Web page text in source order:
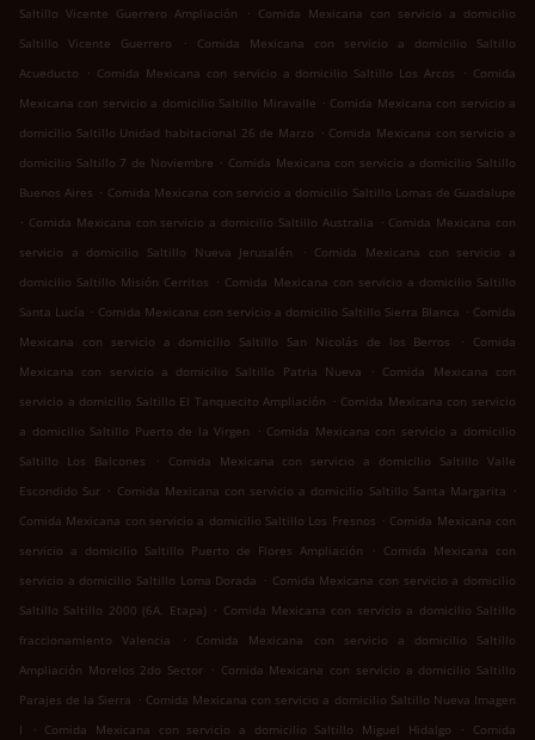
Saltillo Vicente Guerrero Ampliación
. Comida Mexicana con servicio a domicilio
Saltillo Vicente Guerrero
.
Comida Mexicana con servicio a domicilio Saltillo
Acueducto
. Comida Mexicana con servicio a domicilio Saltillo Los Arcos . Comida
Mexicana con servicio a domicilio Saltillo Miravalle . Comida Mexicana con servicio a
domicilio Saltillo Unidad habitacional 26 de Marzo . Comida Mexicana con servicio a
domicilio Saltillo 7 de Noviembre . Comida Mexicana con servicio a domicilio Saltillo
Buenos Aires . Comida Mexicana con servicio a domicilio Saltillo Lomas de Guadalupe
. Comida Mexicana con servicio a domicilio Saltillo Australia . Comida Mexicana con
servicio a domicilio Saltillo Nueva Jerusalén
. Comida Mexicana con servicio a
domicilio Saltillo Misión Cerritos . Comida Mexicana con servicio a domicilio Saltillo
Santa Lucía . Comida Mexicana con servicio a domicilio Saltillo Sierra Blanca . Comida
Mexicana con servicio a domicilio Saltillo San Nicolás de los Berros
.
Comida
Mexicana con servicio a domicilio Saltillo Patria Nueva
. Comida Mexicana con
servicio a domicilio Saltillo El Tanquecito Ampliación . Comida Mexicana con servicio
a domicilio Saltillo Puerto de la Virgen
. Comida Mexicana con servicio a domicilio
Saltillo Los Balcones
.
Comida Mexicana con servicio a domicilio Saltillo Valle
Escondido Sur . Comida Mexicana con servicio a domicilio Saltillo Santa Margarita .
Comida Mexicana con servicio a domicilio Saltillo Los Fresnos . Comida Mexicana con
servicio a domicilio Saltillo Puerto de Flores Ampliación
. Comida Mexicana con
servicio a domicilio Saltillo Loma Dorada . Comida Mexicana con servicio a domicilio
Saltillo Saltillo 2000 (6A. Etapa) . Comida Mexicana con servicio a domicilio Saltillo
fraccionamiento Valencia
.
Comida Mexicana con servicio a domicilio Saltillo
Ampliación Morelos 2do Sector . Comida Mexicana con servicio a domicilio Saltillo
Parajes de la Sierra . Comida Mexicana con servicio a domicilio Saltillo Nueva Imagen
I
. Comida Mexicana con servicio a domicilio Saltillo Miguel Hidalgo .
Comida